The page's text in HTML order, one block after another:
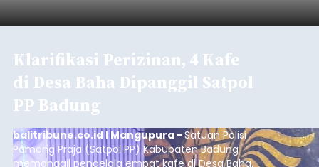
Klarifikasi Perizinan, 4 Kafe
di Desa Baha Dipanggil Satpol
PP Badung
balitribune.co.id I Mangupura - Satuan Polisi
Pamong Praja (Satpol PP) Kabupaten Badung
memanggil pengelola empat kafe di Desa Baha,